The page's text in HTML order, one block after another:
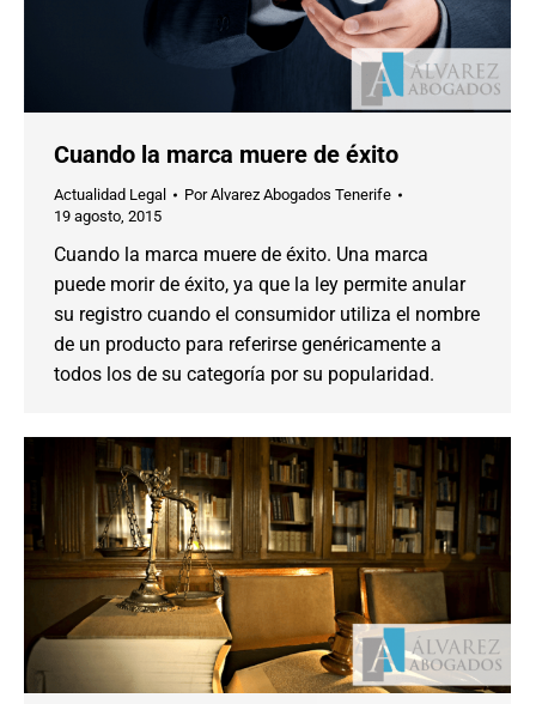
Cuando la marca muere de éxito
Actualidad Legal PorAlvarez Abogados Tenerife
19 agosto, 2015
Cuando la marca muere de éxito. Una marca
puede morir de éxito, ya que la ley permite anular
su registro cuando el consumidor utiliza el nombre
de un producto para referirse genéricamente a
todos los de su categoría por su popularidad.